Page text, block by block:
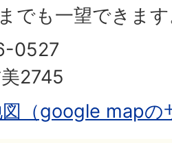
でも一望できま
0527
2745
（google mapの